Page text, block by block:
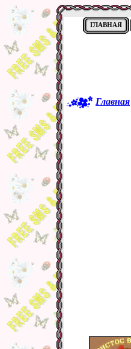
ГЛАВНАЯ
Главная